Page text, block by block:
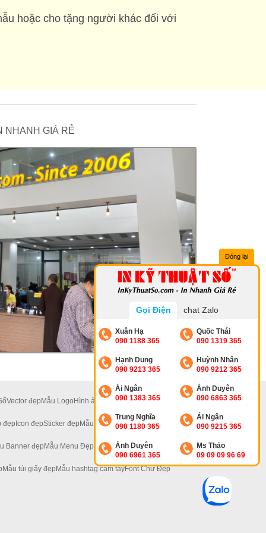
Đóng lại
Gọi Điện chat Zalo
Xuân Hạ
090 1188 365
Quốc Thái
090 1319 365
Hạnh Dung
090 9213 365
Huỳnh Nhân
090 9212 365
Ái Ngân
090 1383 365
Ánh Duyên
090 6863 365
Trung Nghĩa
090 1180 365
Ái Ngân
090 9215 365
Ánh Duyên
090 6961 365
Ms Thảo
09 09 09 96 69
hoặc cho tặng người khác đối với
NHANH GIÁ RẺ
Vector đẹpMẫu LogoHình ảnh đẹpẢnh 4KẢnh Hoa
đẹpIcon đẹpSticker đẹpMẫu Standee Đẹp
Banner đẹpMẫu Menu Đẹp Mẫu Tờ Rơi Đẹp
Mẫu túi giấy đẹpMẫu hashtag cầm tayFont Chữ Đẹp